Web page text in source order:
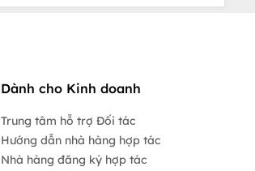
Dành cho Kinh doanh
Trung tâm hỗ trợ Đối tác
Hướng dẫn nhà hàng hợp tác
Nhà hàng đăng ký hợp tác